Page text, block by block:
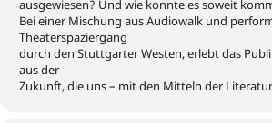
ausgewiesen? Und wie konnte es soweit
Bei einer Mischung aus Audiowalk und
Theaterspaziergang
durch den Stuttgarter Westen, erlebt das
aus der
Zukunft, die uns – mit den Mitteln der